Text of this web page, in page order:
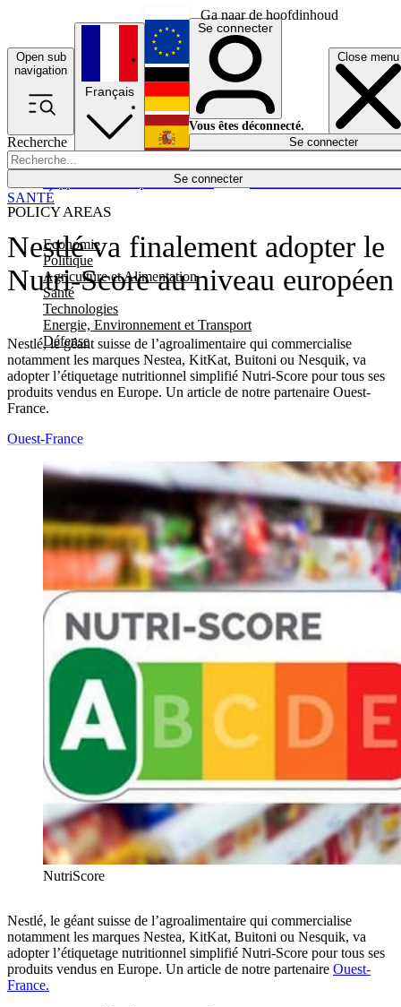
Ga naar de hoofdinhoud
Open sub
navigation
Close menu
Recherche
Se connecter
POLICY AREAS
Economie
Politique
Agriculture et Alimentation
Santé
Technologies
Energie, Environnement et Transport
Défense
Économie
Français
English
Deutsch
Español
Se connecter
Vous êtes déconnecté.
Se connecter
Nestlé va finalement adopter le
Nutri-Score au niveau européen
Nestlé, le géant suisse de l’agroalimentaire qui commercialise
notamment les marques Nestea, KitKat, Buitoni ou Nesquik, va
adopter l’étiquetage nutritionnel simplifié Nutri-Score pour tous ses
produits vendus en Europe. Un article de notre partenaire Ouest-
France.
SANTÉ
Ouest-France
NutriScore
Nestlé, le géant suisse de l’agroalimentaire qui commercialise
notamment les marques Nestea, KitKat, Buitoni ou Nesquik, va
adopter l’étiquetage nutritionnel simplifié Nutri-Score pour tous ses
produits vendus en Europe. Un article de notre partenaire Ouest-
France.